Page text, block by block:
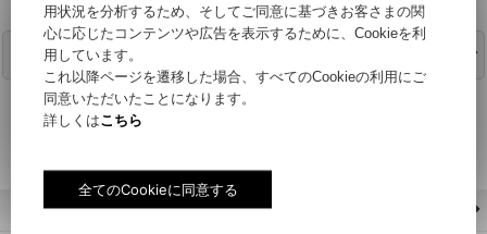
並び順:
絞り込む
カテゴリで絞り込む
アパレル / Apparel (全商品 / All Item)
ボトムス / Bottoms
ホーム / Home
用状況を分析するため、そしてご同意に基づきお客さまの関
心に応じたコンテンツや広告を表示するために、Cookieを利
用しています。
これ以降ページを遷移した場合、すべてのCookieの利用にご
同意いただいたことになります。
詳しくはこちら